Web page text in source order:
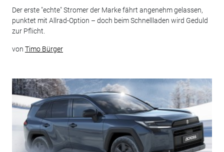
Der erste "echte" Stromer der Marke fährt angenehm gelassen,
punktet mit Allrad-Option – doch beim Schnellladen wird Geduld
zur Pflicht.
von Timo Bürger